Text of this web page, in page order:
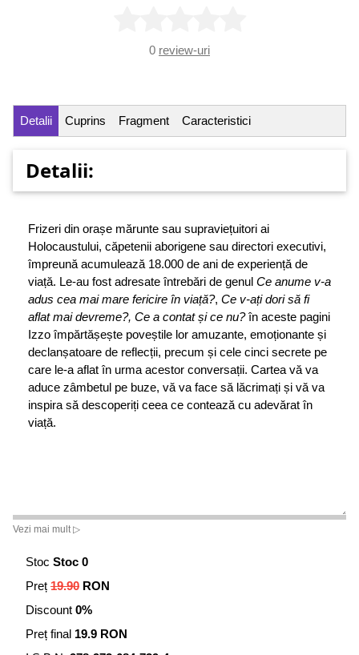
0 review-uri
Detalii Cuprins Fragment Caracteristici
Detalii:
Frizeri din orașe mărunte sau supraviețuitori ai
Holocaustului, căpetenii aborigene sau directori executivi,
împreună acumulează 18.000 de ani de experiență de
viață. Le-au fost adresate întrebări de genul Ce anume v-a
adus cea mai mare fericire în viață?, Ce v-ați dori să fi
aflat mai devreme?, Ce a contat și ce nu?în aceste pagini
Izzo împărtășește poveștile lor amuzante, emoționante și
declanșatoare de reflecții, precum și cele cinci secrete pe
care le-a aflat în urma acestor conversații. Cartea vă va
aduce zâmbetul pe buze, vă va face să lăcrimați și vă va
inspira să descoperiți ceea ce contează cu adevărat în
viață.
Vezi mai mult ▷
Stoc Stoc 0
Preț 19.90 RON
Discount 0%
Preț final 19.9 RON